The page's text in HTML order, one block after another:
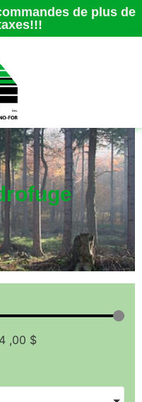
de plus de
,00 $